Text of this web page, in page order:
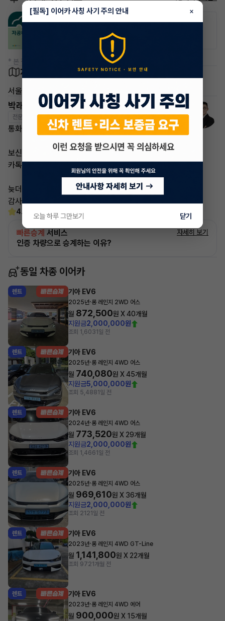
공항주차장 공영주차장
* 본 정보는 지자체마다 다를 수 있으니 실제 정보와 확인해 주세요.
차량 위치
서울
박래철 매니저
전문교육수료 자격인증완료
통화가 부재중 이더라도
보신 차량 차량번호
카톡 남겨주시면
늦더라도 답변 드리도록 하겠습니다
감사합니다
4.6 (15)
빠른승계 서비스
인증 차량으로 승계하는 이유?
자세히 보기
동일 차종 이어카
렌트 기아 EV6
2025년·롱 레인지 2WD 어스
월 872,500원 X40개월
지원금2,000,000원
조회 1,6031일 전
렌트 기아 EV6
2025년·롱 레인지 4WD 어스
월 740,080원 X45개월
지원금5,000,000원
조회 5,4881일 전
렌트 기아 EV6
2024년·롱 레인지 4WD 어스
월 773,520원 X 29개월
지원금2,000,000원
조회 1,4661일 전
렌트 기아 EV6
2025년·롱 레인지 4WD 어스
월 969,610원 X 36개월
지원금2,000,000원
조회 2121일 전
렌트 기아 EV6
2023년·롱 레인지 4WD GT-Line
월 1,141,800원 X 22개월
조회 9721개월 전
렌트 기아 EV6
2023년·롱 레인지 4WD 에어
월 900,000원 X 15개월
[필독] 이어카 사칭 사기 주의 안내 ×
오늘 하루 그만보기 닫기